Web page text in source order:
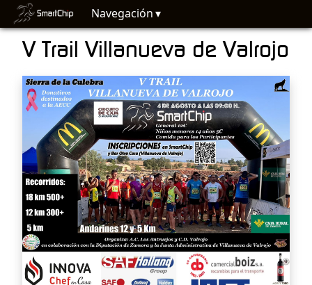
Navegación
V Trail Villanueva de Valrojo